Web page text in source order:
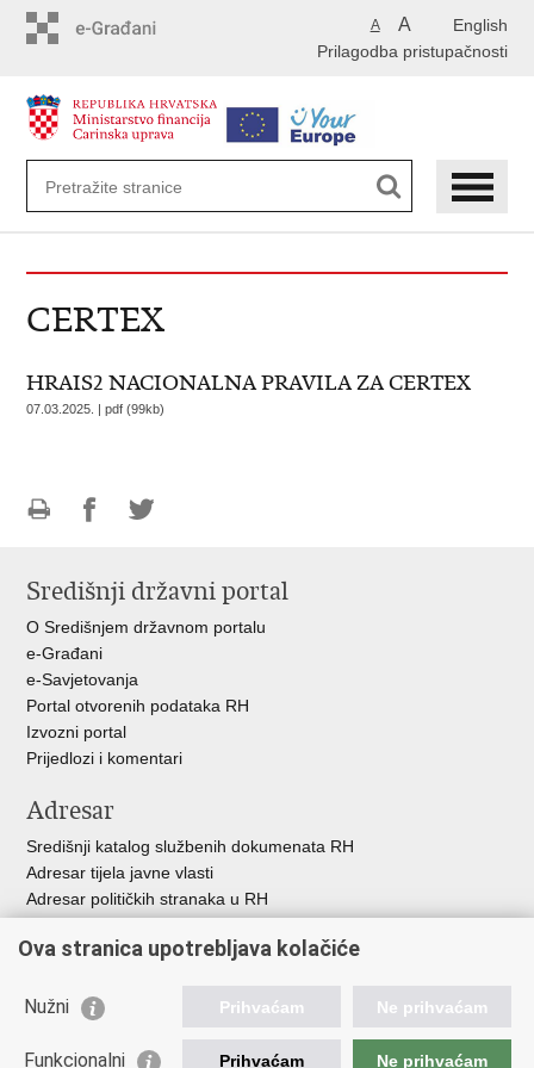
English
A A
Prilagodba pristupačnosti
CERTEX
HRAIS2 NACIONALNA PRAVILA ZA CERTEX
07.03.2025. | pdf (99kb)
FacebookuTwitteru
Središnji državni portal
O Središnjem državnom portalu
e-Građani
e-Savjetovanja
Portal otvorenih podataka RH
Izvozni portal
Prijedlozi i komentari
Adresar
Središnji katalog službenih dokumenata RH
Adresar tijela javne vlasti
Adresar političkih stranaka u RH
Besplatni telefoni javne uprave
Važne poveznice
Ova stranica upotrebljava kolačiće
Nužni Prihvaćam Ne prihvaćam
Funkcionalni Prihvaćam Ne prihvaćam